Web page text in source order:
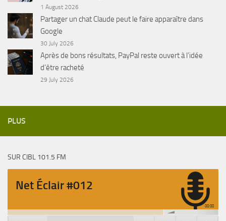
1 August 2026
Partager un chat Claude peut le faire apparaître dans
Google
30 July 2026
Après de bons résultats, PayPal reste ouvert à l’idée
d’être racheté
29 July 2026
PLUS
SUR CIBL 101.5 FM
Net Éclair #012
00:00